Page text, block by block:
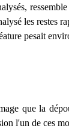
les restes
pesait
que la
l'un de ces